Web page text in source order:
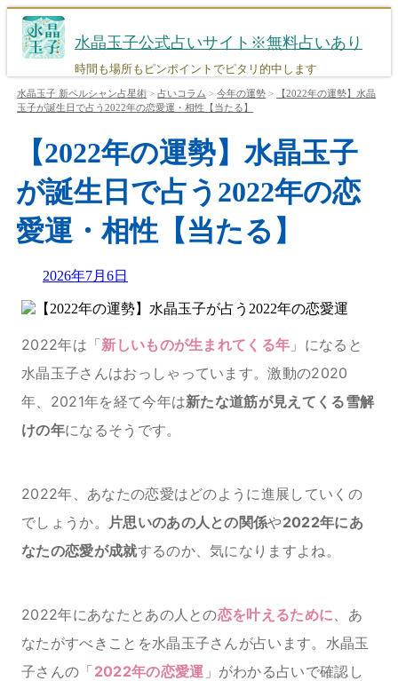
ツ
へ
水晶玉子公式占いサイト※無料占いあり
時間も場所もピンポイントでピタリ的中します
水晶玉子 新ペルシャン占星術 >占いコラム >今年の運勢 >
【2022年の運勢】水晶
玉子が誕生日で占う2022年の恋愛運・相性【当たる】
【2022年の運勢】水晶玉子
が誕生日で占う2022年の恋
愛運・相性【当たる】
Updated
2026年7月6日
2022年は「新しいものが生まれてくる年 」になると
水晶玉子さんはおっしゃっています。激動の2020
年、2021年を経て今年は新たな道筋が見えてくる雪解
けの年になるそうです。
2022年、あなたの恋愛はどのように進展していくの
でしょうか。
片思いのあの人との関係や2022年にあ
なたの恋愛が成就するのか、気になりますよね。
2022年にあなたとあの人との恋を叶えるために 、あ
なたがすべきことを水晶玉子さんが占います。水晶玉
子さんの「2022年の恋愛運 」がわかる占いで確認し